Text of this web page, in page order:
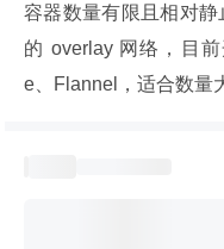
容器数量有限且相对
的 overlay 网络，目
e、Flannel，适合数量